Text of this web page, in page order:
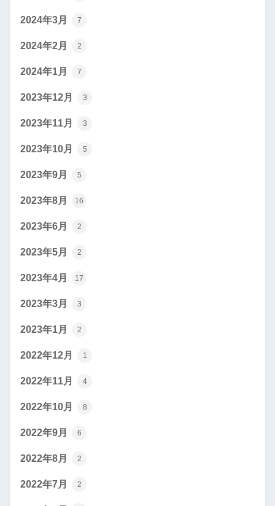
2024年3月 7
2024年2月 2
2024年1月 7
2023年12月 3
2023年11月 3
2023年10月 5
2023年9月 5
2023年8月 16
2023年6月 2
2023年5月 2
2023年4月 17
2023年3月 3
2023年1月 2
2022年12月 1
2022年11月 4
2022年10月 8
2022年9月 6
2022年8月 2
2022年7月 2